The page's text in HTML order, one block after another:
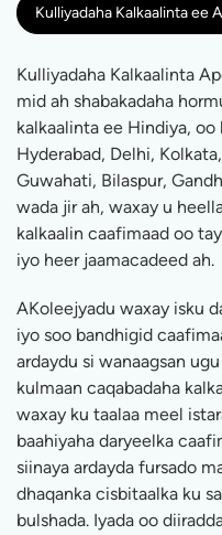
Kulliyadaha Kalkaalinta ee
Kulliyadaha Kalkaalinta
mid ah shabakadaha
kalkaalinta ee Hindiya,
Hyderabad, Delhi,
Guwahati, Bilaspur,
wada jir ah, waxay u
kalkaalin caafimaad oo
iyo heer jaamacadeed ah.
AKoleejyadu waxay isku
iyo soo bandhigid
ardaydu si wanaagsan
kulmaan caqabadaha
waxay ku taalaa meel
baahiyaha daryeelka
siinaya ardayda fursado
dhaqanka cisbitaalka ku
bulshada. Iyada oo